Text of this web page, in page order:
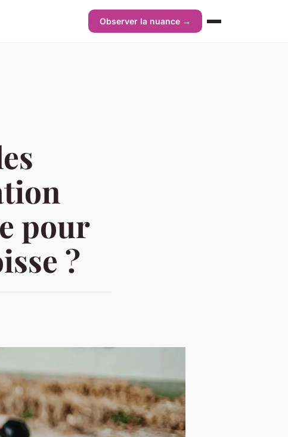
Observer la nuance →
pour
?